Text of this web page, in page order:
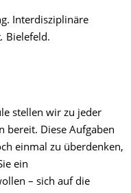
Interdisziplinäre
. Bielefeld.
stellen wir zu jeder
bereit. Diese Aufgaben
einmal zu überdenken,
ein
– sich auf die